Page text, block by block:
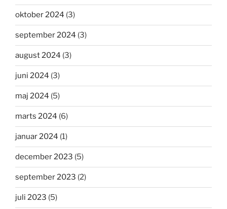
oktober 2024 (3)
september 2024 (3)
august 2024 (3)
juni 2024 (3)
maj 2024 (5)
marts 2024 (6)
januar 2024 (1)
december 2023 (5)
september 2023 (2)
juli 2023 (5)